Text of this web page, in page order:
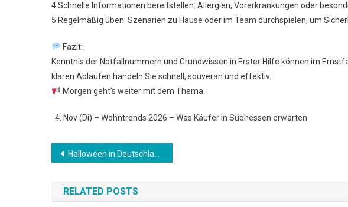
4.Schnelle Informationen bereitstellen: Allergien, Vorerkrankungen oder
5.Regelmäßig üben: Szenarien zu Hause oder im Team durchspielen, um
Fazit:
Kenntnis der Notfallnummern und Grundwissen in Erster Hilfe können im
klaren Abläufen handeln Sie schnell, souverän und effektiv.
Morgen geht’s weiter mit dem Thema:
Nov (Di) – Wohntrends 2026 – Was Käufer in Südhessen erwarten
Beitrags-
Navigation
Halloween in Deutschland – Brauchtum trifft Moderne
RELATED POSTS